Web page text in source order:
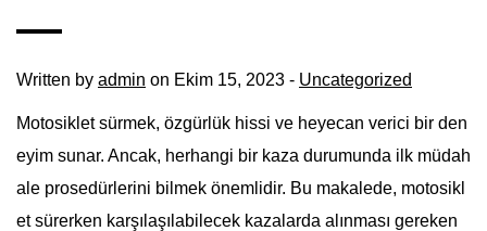
Written by admin on Ekim 15, 2023 - Uncategorized
Motosiklet sürmek, özgürlük hissi ve heyecan verici bir den
eyim sunar. Ancak, herhangi bir kaza durumunda ilk müdah
ale prosedürlerini bilmek önemlidir. Bu makalede, motosikl
et sürerken karşılaşılabilecek kazalarda alınması gereken